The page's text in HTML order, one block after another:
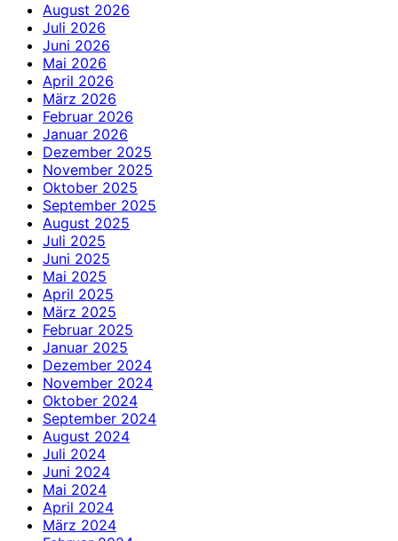
August 2026
Juli 2026
Juni 2026
Mai 2026
April 2026
März 2026
Februar 2026
Januar 2026
Dezember 2025
November 2025
Oktober 2025
September 2025
August 2025
Juli 2025
Juni 2025
Mai 2025
April 2025
März 2025
Februar 2025
Januar 2025
Dezember 2024
November 2024
Oktober 2024
September 2024
August 2024
Juli 2024
Juni 2024
Mai 2024
April 2024
März 2024